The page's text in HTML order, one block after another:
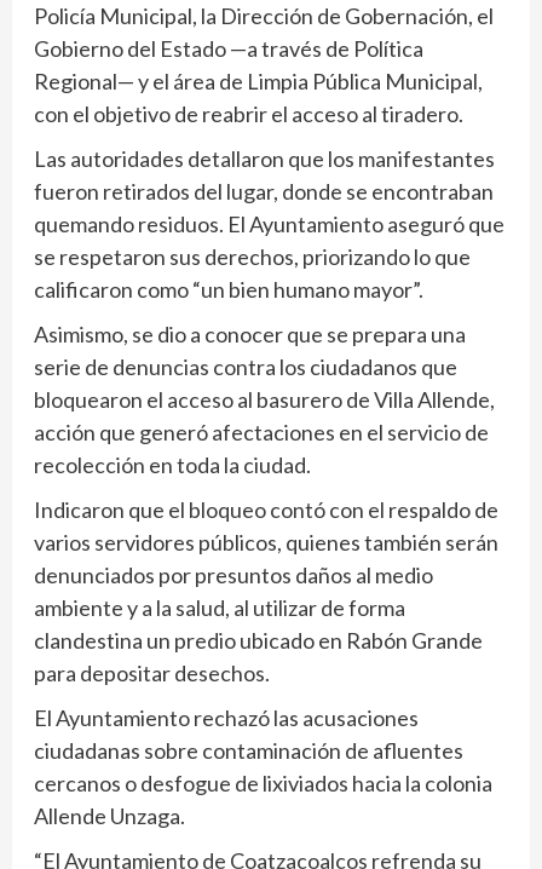
Policía Municipal, la Dirección de Gobernación, el
Gobierno del Estado —a través de Política
Regional— y el área de Limpia Pública Municipal,
con el objetivo de reabrir el acceso al tiradero.
Las autoridades detallaron que los manifestantes
fueron retirados del lugar, donde se encontraban
quemando residuos. El Ayuntamiento aseguró que
se respetaron sus derechos, priorizando lo que
calificaron como “un bien humano mayor”.
Asimismo, se dio a conocer que se prepara una
serie de denuncias contra los ciudadanos que
bloquearon el acceso al basurero de Villa Allende,
acción que generó afectaciones en el servicio de
recolección en toda la ciudad.
Indicaron que el bloqueo contó con el respaldo de
varios servidores públicos, quienes también serán
denunciados por presuntos daños al medio
ambiente y a la salud, al utilizar de forma
clandestina un predio ubicado en Rabón Grande
para depositar desechos.
El Ayuntamiento rechazó las acusaciones
ciudadanas sobre contaminación de afluentes
cercanos o desfogue de lixiviados hacia la colonia
Allende Unzaga.
“El Ayuntamiento de Coatzacoalcos refrenda su